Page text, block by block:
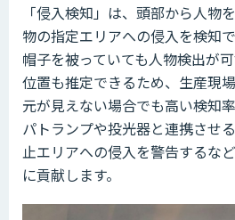
「侵入検知」は、頭部から人物
物の指定エリアへの侵入を検知
帽子を被っていても人物検出が
位置も推定できるため、生産現
元が見えない場合でも高い検知
パトランプや投光器と連携させ
止エリアへの侵入を警告するな
に貢献します。